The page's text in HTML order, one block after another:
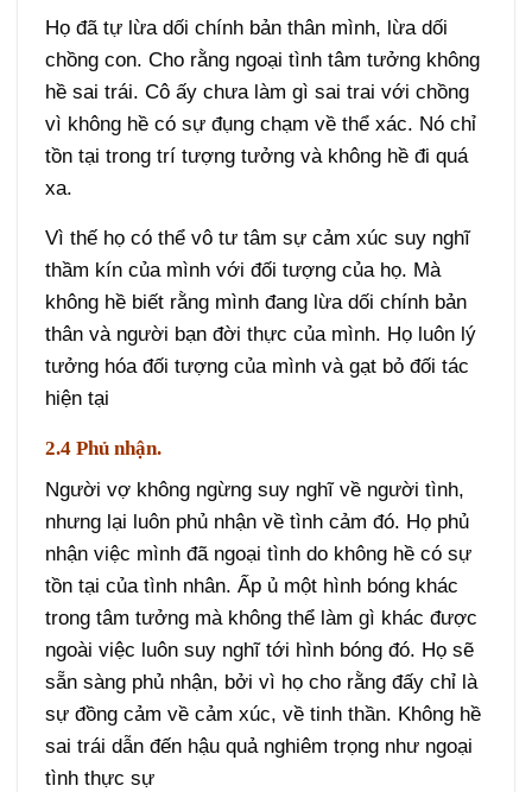
Họ đã tự lừa dối chính bản thân mình, lừa dối
chồng con. Cho rằng ngoại tình tâm tưởng không
hề sai trái. Cô ấy chưa làm gì sai trai với chồng
vì không hề có sự đụng chạm về thể xác. Nó chỉ
tồn tại trong trí tượng tưởng và không hề đi quá
xa.
Vì thế họ có thể vô tư tâm sự cảm xúc suy nghĩ
thầm kín của mình với đối tượng của họ. Mà
không hề biết rằng mình đang lừa dối chính bản
thân và người bạn đời thực của mình. Họ luôn lý
tưởng hóa đối tượng của mình và gạt bỏ đối tác
hiện tại
2.4 Phủ nhận.
Người vợ không ngừng suy nghĩ về người tình,
nhưng lại luôn phủ nhận về tình cảm đó. Họ phủ
nhận việc mình đã ngoại tình do không hề có sự
tồn tại của tình nhân. Ấp ủ một hình bóng khác
trong tâm tưởng mà không thể làm gì khác được
ngoài việc luôn suy nghĩ tới hình bóng đó. Họ sẽ
sẵn sàng phủ nhận, bởi vì họ cho rằng đấy chỉ là
sự đồng cảm về cảm xúc, về tinh thần. Không hề
sai trái dẫn đến hậu quả nghiêm trọng như ngoại
tình thực sự